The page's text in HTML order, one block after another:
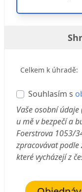
Celkem k úhradě:
Souhlasím s
Vaše osobní
u mě v bezpečí a
Foerstrova 1053/
zpracovávat
které vycházejí z